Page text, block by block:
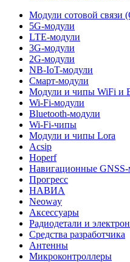
Модули сотовой связи
5G-модули
LTE-модули
3G-модули
2G-модули
NB-IoT-модули
Смарт-модули
Модули и чипы WiFi и
Wi-Fi-модули
Bluetooth-модули
Wi-Fi-чипы
Модули и чипы Lora
Acsip
Hoperf
Навигационные
Прогресс
НАВИА
Neoway
Аксессуары
Радиодетали и
Средства разработчика
Антенны
Микроконтроллеры